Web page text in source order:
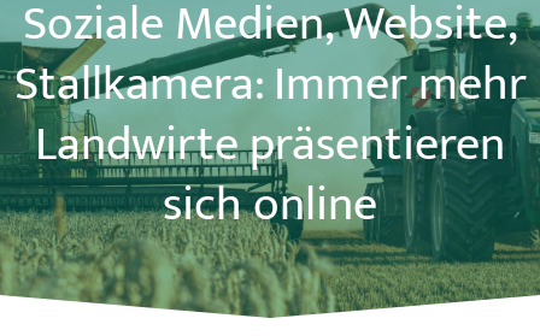
Soziale Medien, Website,
Stallkamera: Immer mehr
Landwirte präsentieren
sich online